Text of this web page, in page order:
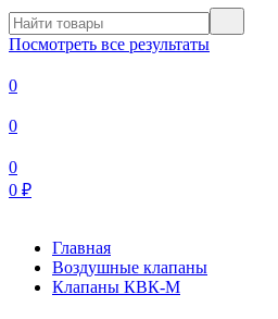
Посмотреть все результаты
0
0
0
0 ₽
Главная
Воздушные клапаны
Клапаны КВК-М